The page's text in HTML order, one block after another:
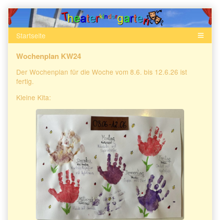
Skip
to
content
Wochenplan KW24
Der Wochenplan für die Woche vom 8.6. bis 12.6.26 ist
fertig.
Kleine Kita: